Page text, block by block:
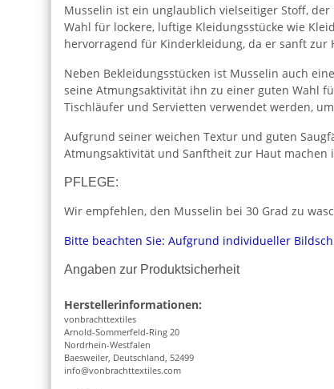
Musselin ist ein unglaublich vielseitiger Stoff,
Wahl für lockere, luftige Kleidungsstücke wie
hervorragend für Kinderkleidung, da er sanft
Neben Bekleidungsstücken ist Musselin auch
seine Atmungsaktivität ihn zu einer guten Wahl
Tischläufer und Servietten verwendet werden,
Aufgrund seiner weichen Textur und guten
Atmungsaktivität und Sanftheit zur Haut
PFLEGE:
Wir empfehlen, den Musselin bei 30 Grad zu
Bitte beachten Sie: Aufgrund individueller
Angaben zur Produktsicherheit
Herstellerinformationen:
vonbrachttextiles
Arnold-Sommerfeld-Ring 20
Nordrhein-Westfalen
Baesweiler, Deutschland, 52499
info@vonbrachttextiles.com